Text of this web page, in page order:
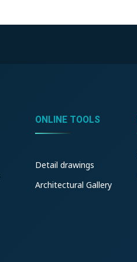
ONLINE TOOLS
Detail drawings
Architectural Gallery